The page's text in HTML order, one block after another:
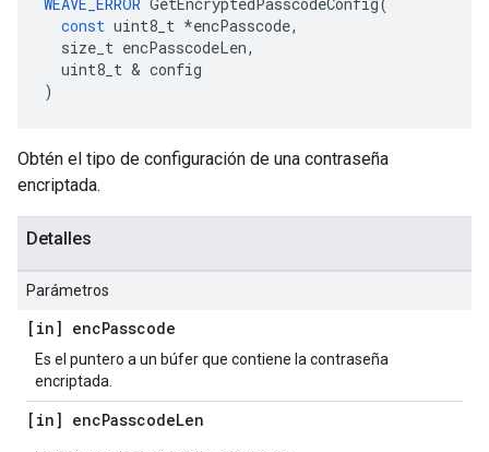
const uint8_t *encPasscode,
size_t encPasscodeLen,
uint8_t & config
)
Obtén el tipo de configuración de una contraseña
encriptada.
Detalles
Parámetros
[in] encPasscode
Es el puntero a un búfer que contiene la contraseña
encriptada.
[in] encPasscodeLen